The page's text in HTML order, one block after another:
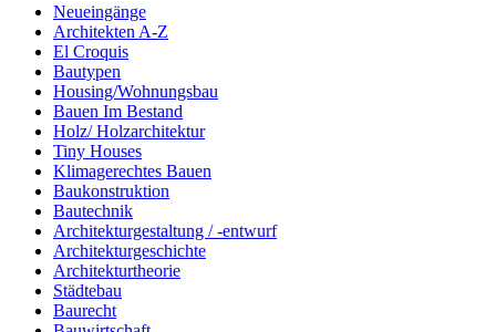
Neueingänge
Architekten A-Z
El Croquis
Bautypen
Housing/Wohnungsbau
Bauen Im Bestand
Holz/ Holzarchitektur
Tiny Houses
Klimagerechtes Bauen
Baukonstruktion
Bautechnik
Architekturgestaltung / -entwurf
Architekturgeschichte
Architekturtheorie
Städtebau
Baurecht